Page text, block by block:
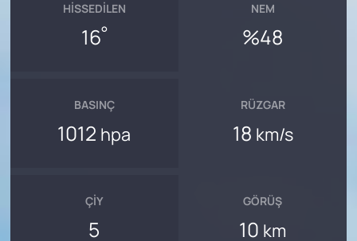
HISSEDILEN
16°
NEM
%48
BASINÇ
1012 hpa
RÜZGAR
18 km/s
ÇIY
5
GÖRÜŞ
10 km